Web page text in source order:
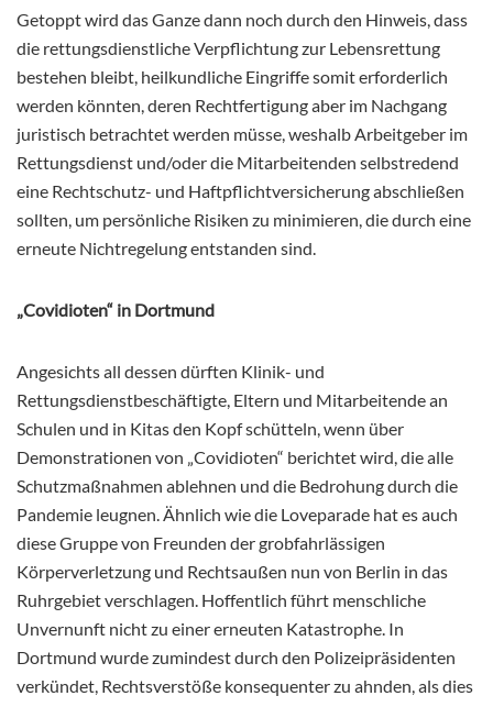
Getoppt wird das Ganze dann noch durch den Hinweis, dass
die rettungsdienstliche Verpflichtung zur Lebensrettung
bestehen bleibt, heilkundliche Eingriffe somit erforderlich
werden könnten, deren Rechtfertigung aber im Nachgang
juristisch betrachtet werden müsse, weshalb Arbeitgeber im
Rettungsdienst und/oder die Mitarbeitenden selbstredend
eine Rechtschutz- und Haftpflichtversicherung abschließen
sollten, um persönliche Risiken zu minimieren, die durch eine
erneute Nichtregelung entstanden sind.
„Covidioten“ in Dortmund
Angesichts all dessen dürften Klinik- und
Rettungsdienstbeschäftigte, Eltern und Mitarbeitende an
Schulen und in Kitas den Kopf schütteln, wenn über
Demonstrationen von „Covidioten“ berichtet wird, die alle
Schutzmaßnahmen ablehnen und die Bedrohung durch die
Pandemie leugnen. Ähnlich wie die Loveparade hat es auch
diese Gruppe von Freunden der grobfahrlässigen
Körperverletzung und Rechtsaußen nun von Berlin in das
Ruhrgebiet verschlagen. Hoffentlich führt menschliche
Unvernunft nicht zu einer erneuten Katastrophe. In
Dortmund wurde zumindest durch den Polizeipräsidenten
verkündet, Rechtsverstöße konsequenter zu ahnden, als dies